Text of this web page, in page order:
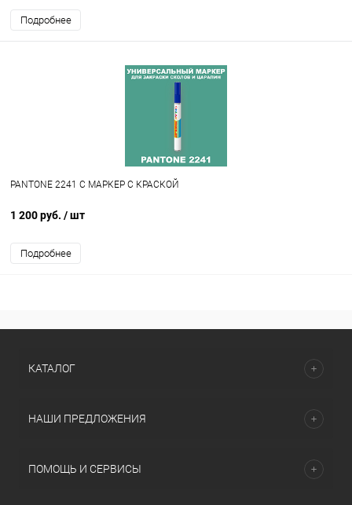
Подробнее
PANTONE 2241 C МАРКЕР С КРАСКОЙ
1 200 руб. / шт
Подробнее
КАТАЛОГ
НАШИ ПРЕДЛОЖЕНИЯ
ПОМОЩЬ И СЕРВИСЫ